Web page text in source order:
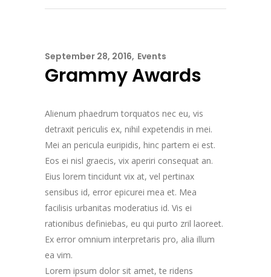
September 28, 2016 Events
Grammy Awards
Alienum phaedrum torquatos nec eu, vis
detraxit periculis ex, nihil expetendis in mei.
Mei an pericula euripidis, hinc partem ei est.
Eos ei nisl graecis, vix aperiri consequat an.
Eius lorem tincidunt vix at, vel pertinax
sensibus id, error epicurei mea et. Mea
facilisis urbanitas moderatius id. Vis ei
rationibus definiebas, eu qui purto zril laoreet.
Ex error omnium interpretaris pro, alia illum
ea vim.
Lorem ipsum dolor sit amet, te ridens